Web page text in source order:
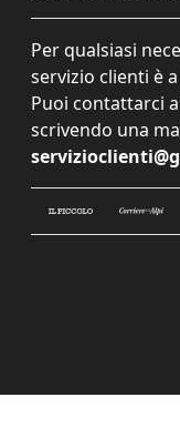
Per qualsiasi
servizio clienti è
Puoi contattarci
scrivendo una